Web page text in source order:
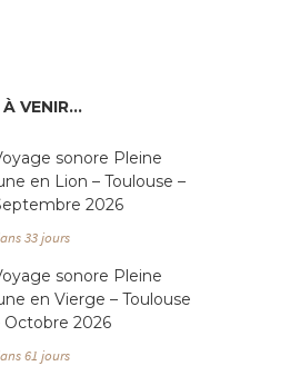
À VENIR…
sonore Pleine
en Lion – Toulouse –
2026
33 jours
sonore Pleine
en Vierge – Toulouse
Octobre 2026
61 jours